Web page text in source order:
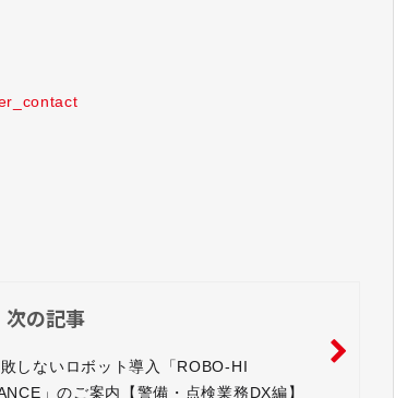
次の記事
しないロボット導入「ROBO-HI
」のご案内【警備・点検業務DX編】